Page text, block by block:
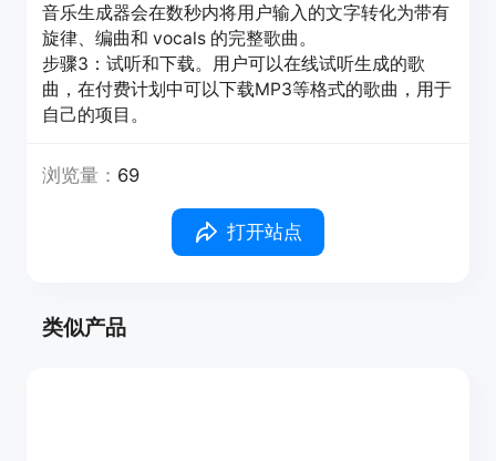
音乐生成器会在数秒内将用户输入的文字转化为带有
旋律、编曲和 vocals 的完整歌曲。
步骤3：试听和下载。用户可以在线试听生成的歌
曲，在付费计划中可以下载MP3等格式的歌曲，用于
自己的项目。
浏览量： 69
打开站点
类似产品